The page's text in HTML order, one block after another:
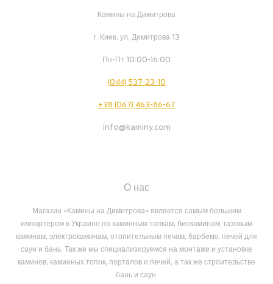
Камины на Димитрова
г. Киев, ул. Димитрова 13
Пн-Пт 10:00-16:00
(044) 537-23-10
+38 (067) 463-86-67
info@kaminy.com
О нас
Магазин «Камины на Димитрова» является самым большим
импортером в Украине по каминным топкам, биокаминам, газовым
каминам, электрокаминам, отопительным печам, барбекю, печей для
саун и бань. Так же мы специализируемся на монтаже и установке
каминов, каминных топок, порталов и печей, а так же строительстве
бань и саун.